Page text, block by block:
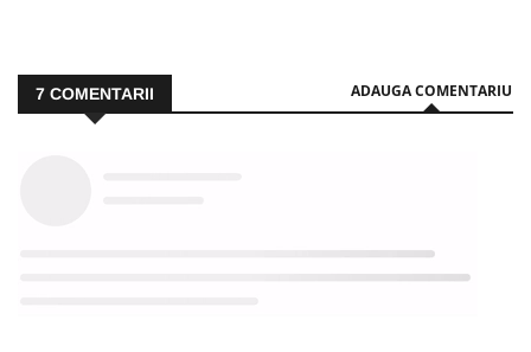
7 COMENTARII ADAUGA COMENTARIU